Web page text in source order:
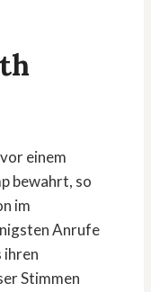
einem
bewahrt, so
im
Anrufe
ihren
Stimmen